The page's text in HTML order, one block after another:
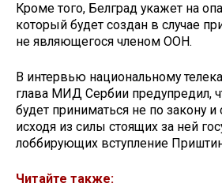
Кроме того, Белград укажет на
который будет создан в случае
не являющегося членом ООН.
В интервью национальному
глава МИД Сербии предупредил,
будет приниматься не по закону и
исходя из силы стоящих за ней
лоббирующих вступление
Читайте также: